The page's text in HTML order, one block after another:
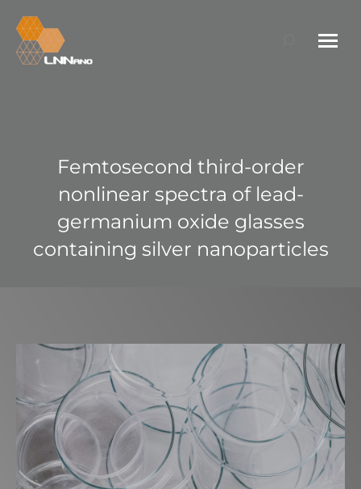
Search:
Femtosecond third-order
nonlinear spectra of lead-
germanium oxide glasses
containing silver nanoparticles